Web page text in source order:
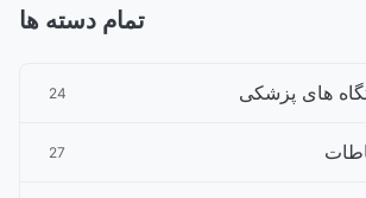
تمام دسته ها
24
27